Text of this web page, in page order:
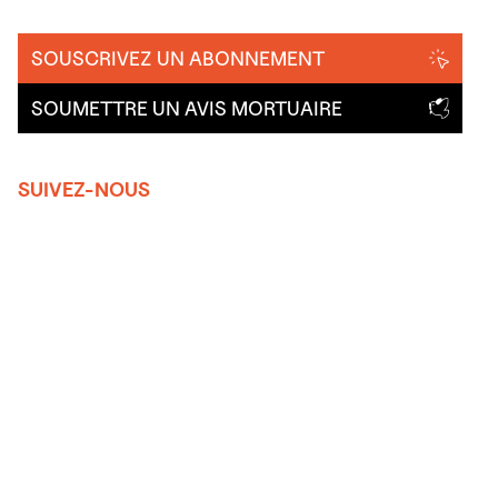
SOUSCRIVEZ UN ABONNEMENT
SOUMETTRE UN AVIS MORTUAIRE
SUIVEZ-NOUS